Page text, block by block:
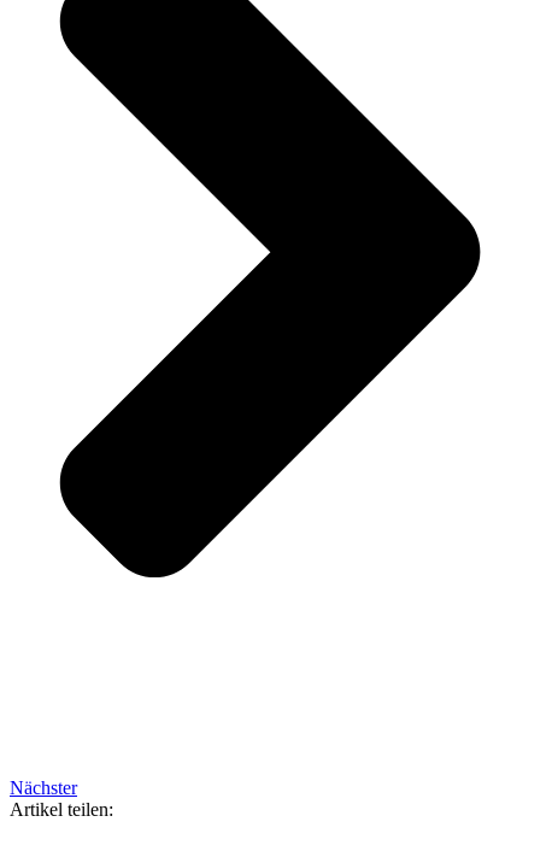
Nächster
Artikel teilen: